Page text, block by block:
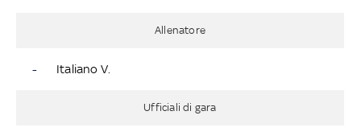
Allenatore
- Italiano V.
Ufficiali di gara